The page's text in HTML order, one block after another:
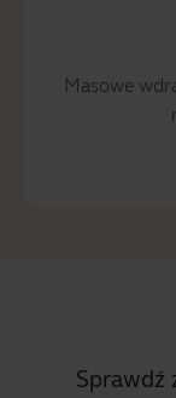
Masowe
Sprawdź